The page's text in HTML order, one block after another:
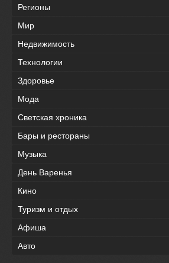
Регионы
Мир
Недвижимость
Технологии
Здоровье
Мода
Светская хроника
Бары и рестораны
Музыка
День Варенья
Кино
Туризм и отдых
Афиша
Авто